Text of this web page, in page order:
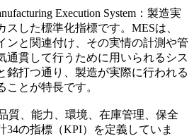
Execution System：製造実
した標準化指標です。MESは、
ンと関連付け、その実情の計測や管
通貫して行うために用いられるシス
銘打つ通り、製造が実際に行われる
ことが特長です。
質、能力、環境、在庫管理、保全
34の指標（KPI）を定義していま